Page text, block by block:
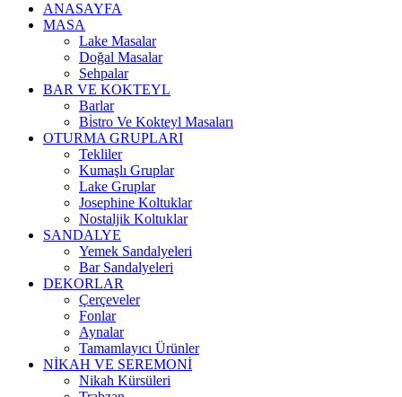
ANASAYFA
MASA
Lake Masalar
Doğal Masalar
Sehpalar
BAR VE KOKTEYL
Barlar
Bi̇stro Ve Kokteyl Masaları
OTURMA GRUPLARI
Tekliler
Kumaşlı Gruplar
Lake Gruplar
Josephine Koltuklar
Nostaljik Koltuklar
SANDALYE
Yemek Sandalyeleri
Bar Sandalyeleri
DEKORLAR
Çerçeveler
Fonlar
Aynalar
Tamamlayıcı Ürünler
NİKAH VE SEREMONİ
Nikah Kürsüleri